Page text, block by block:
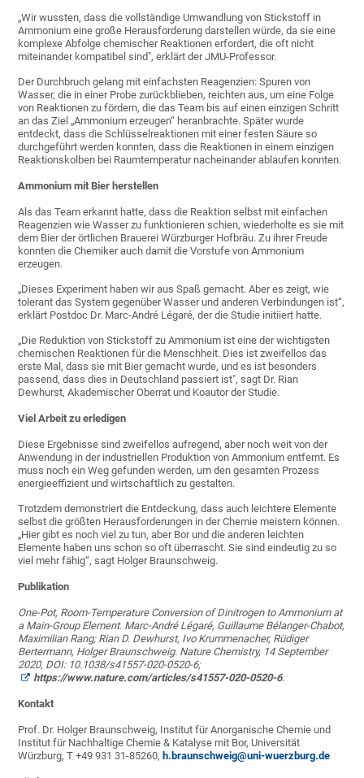
„Wir wussten, dass die vollständige Umwandlung von Stickstoff in
Ammonium eine große Herausforderung darstellen würde, da sie eine
komplexe Abfolge chemischer Reaktionen erfordert, die oft nicht
miteinander kompatibel sind", erklärt der JMU-Professor.
Der Durchbruch gelang mit einfachsten Reagenzien: Spuren von
Wasser, die in einer Probe zurückblieben, reichten aus, um eine Folge
von Reaktionen zu fördern, die das Team bis auf einen einzigen Schritt
an das Ziel „Ammonium erzeugen“ heranbrachte. Später wurde
entdeckt, dass die Schlüsselreaktionen mit einer festen Säure so
durchgeführt werden konnten, dass die Reaktionen in einem einzigen
Reaktionskolben bei Raumtemperatur nacheinander ablaufen konnten.
Ammonium mit Bier herstellen
Als das Team erkannt hatte, dass die Reaktion selbst mit einfachen
Reagenzien wie Wasser zu funktionieren schien, wiederholte es sie mit
dem Bier der örtlichen Brauerei Würzburger Hofbräu. Zu ihrer Freude
konnten die Chemiker auch damit die Vorstufe von Ammonium
erzeugen.
„Dieses Experiment haben wir aus Spaß gemacht. Aber es zeigt, wie
tolerant das System gegenüber Wasser und anderen Verbindungen ist“,
erklärt Postdoc Dr. Marc-André Légaré, der die Studie initiiert hatte.
„Die Reduktion von Stickstoff zu Ammonium ist eine der wichtigsten
chemischen Reaktionen für die Menschheit. Dies ist zweifellos das
erste Mal, dass sie mit Bier gemacht wurde, und es ist besonders
passend, dass dies in Deutschland passiert ist", sagt Dr. Rian
Dewhurst, Akademischer Oberrat und Koautor der Studie.
Viel Arbeit zu erledigen
Diese Ergebnisse sind zweifellos aufregend, aber noch weit von der
Anwendung in der industriellen Produktion von Ammonium entfernt. Es
muss noch ein Weg gefunden werden, um den gesamten Prozess
energieeffizient und wirtschaftlich zu gestalten.
Trotzdem demonstriert die Entdeckung, dass auch leichtere Elemente
selbst die größten Herausforderungen in der Chemie meistern können.
„Hier gibt es noch viel zu tun, aber Bor und die anderen leichten
Elemente haben uns schon so oft überrascht. Sie sind eindeutig zu so
viel mehr fähig“, sagt Holger Braunschweig.
Publikation
One-Pot, Room-Temperature Conversion of Dinitrogen to Ammonium at
a Main-Group Element. Marc-André Légaré, Guillaume Bélanger-Chabot,
Maximilian Rang; Rian D. Dewhurst, Ivo Krummenacher, Rüdiger
Bertermann, Holger Braunschweig. Nature Chemistry, 14 September
2020, DOI: 10.1038/s41557-020-0520-6;
https://www.nature.com/articles/s41557-020-0520-6.
Kontakt
Prof. Dr. Holger Braunschweig, Institut für Anorganische Chemie und
Institut für Nachhaltige Chemie & Katalyse mit Bor, Universität
Würzburg, T +49 931 31-85260, h.braunschweig@uni-wuerzburg.de